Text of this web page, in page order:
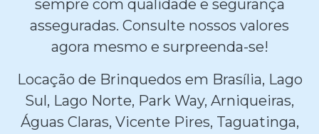
sempre com qualidade e segurança
asseguradas. Consulte nossos valores
agora mesmo e surpreenda-se!
Locação de Brinquedos em Brasília, Lago
Sul, Lago Norte, Park Way, Arniqueiras,
Águas Claras, Vicente Pires, Taguatinga,